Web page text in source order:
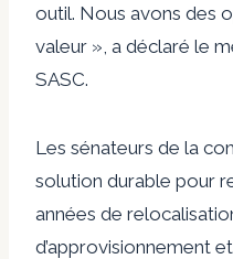
outil. Nous avons des
valeur », a déclaré le
SASC.
Les sénateurs de la
solution durable pour
années de
d’approvisionnement